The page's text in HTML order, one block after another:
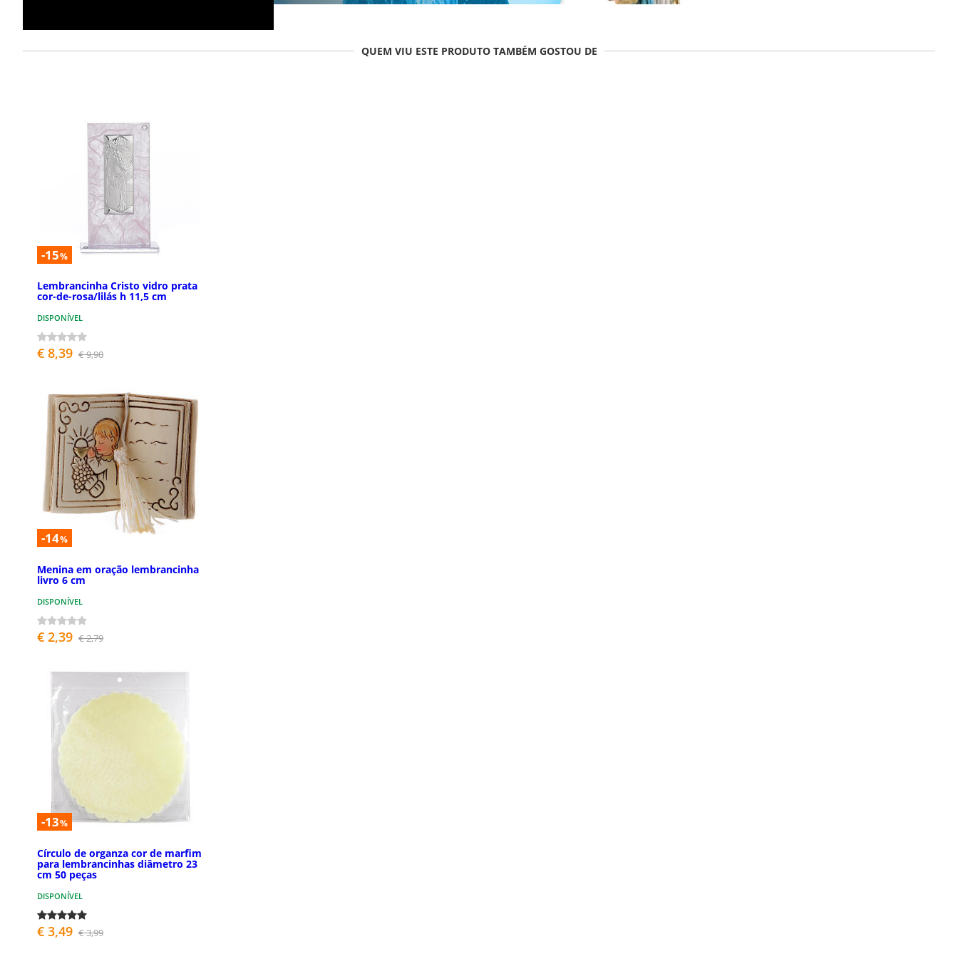
QUEM VIU ESTE PRODUTO TAMBÉM GOSTOU DE
-15%
Lembrancinha Cristo vidro prata
cor-de-rosa/lilás h 11,5 cm
DISPONÍVEL
€ 8,39 € 9,90
-14%
Menina em oração lembrancinha
livro 6 cm
DISPONÍVEL
€ 2,39 € 2,79
-13%
Círculo de organza cor de marfim
para lembrancinhas diâmetro 23
cm 50 peças
DISPONÍVEL
€ 3,49 € 3,99